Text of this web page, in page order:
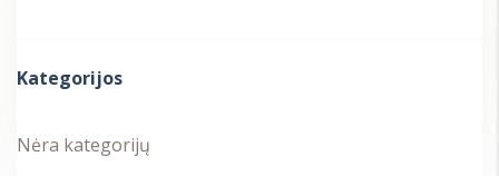
Kategorijos
Nėra kategorijų